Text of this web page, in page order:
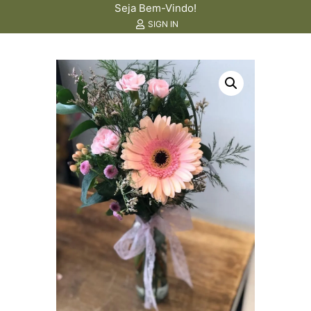
Seja Bem-Vindo!
SIGN IN